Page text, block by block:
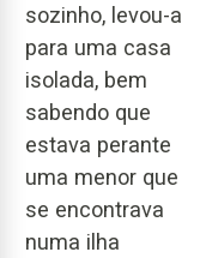
sozinho, levou-a
para uma casa
isolada, bem
sabendo que
estava perante
uma menor que
se encontrava
numa ilha